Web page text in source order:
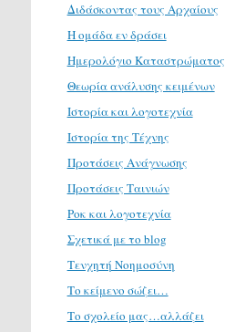
Διδάσκοντας τους Αρχαίους
Η ομάδα εν δράσει
Ημερολόγιο Καταστρώματος
Θεωρία ανάλυσης κειμένων
Ιστορία και λογοτεχνία
Ιστορία της Τέχνης
Προτάσεις Ανάγνωσης
Προτάσεις Ταινιών
Ροκ και λογοτεχνία
Σχετικά με το blog
Τενχητή Νοημοσύνη
Το κείμενο σώζει…
Το σχολείο μας…αλλάζει